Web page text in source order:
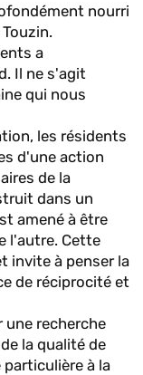
nourri
a
Il ne s'agit
qui nous
les résidents
d'une action
de la
dans un
amené à être
l'autre. Cette
invite à penser la
de réciprocité et
recherche
la qualité de
à la